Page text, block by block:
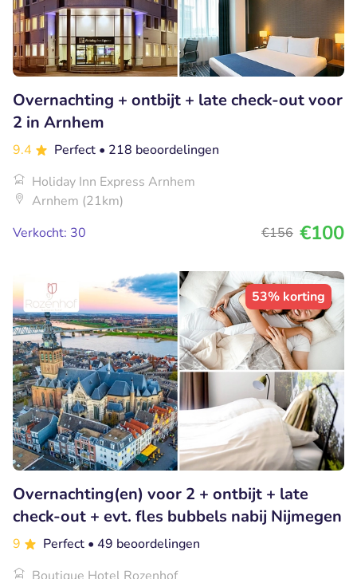
Overnachting + ontbijt + late check-out voor
2 in Arnhem
9.4 Perfect • 218 beoordelingen
Holiday Inn Express Arnhem
Arnhem (21km)
Verkocht: 30
€156 €100
53% korting
Overnachting(en) voor 2 + ontbijt + late
check-out + evt. fles bubbels nabij Nijmegen
9 Perfect • 49 beoordelingen